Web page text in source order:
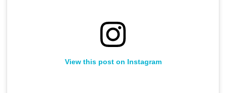
View this post on Instagram